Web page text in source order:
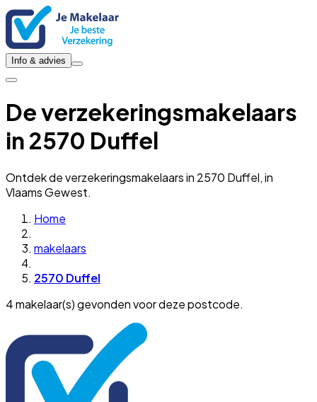
Info & advies
De verzekeringsmakelaars
in 2570 Duffel
Ontdek de verzekeringsmakelaars in 2570 Duffel, in
Vlaams Gewest.
Home
makelaars
2570 Duffel
4 makelaar(s) gevonden voor deze postcode.